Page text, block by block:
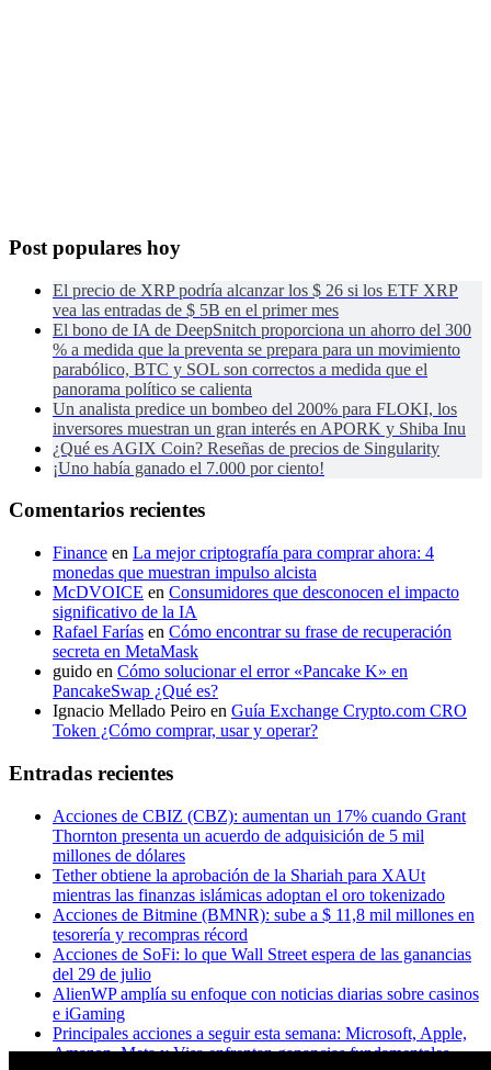
Post populares hoy
El precio de XRP podría alcanzar los $ 26 si los ETF XRP
vea las entradas de $ 5B en el primer mes
El bono de IA de DeepSnitch proporciona un ahorro del 300
% a medida que la preventa se prepara para un movimiento
parabólico, BTC y SOL son correctos a medida que el
panorama político se calienta
Un analista predice un bombeo del 200% para FLOKI, los
inversores muestran un gran interés en APORK y Shiba Inu
¿Qué es AGIX Coin? Reseñas de precios de Singularity
¡Uno había ganado el 7.000 por ciento!
Comentarios recientes
Finance en La mejor criptografía para comprar ahora: 4
monedas que muestran impulso alcista
McDVOICE en Consumidores que desconocen el impacto
significativo de la IA
Rafael Farías en Cómo encontrar su frase de recuperación
secreta en MetaMask
guido en Cómo solucionar el error «Pancake K» en
PancakeSwap ¿Qué es?
Ignacio Mellado Peiro en Guía Exchange Crypto.com CRO
Token ¿Cómo comprar, usar y operar?
Entradas recientes
Acciones de CBIZ (CBZ): aumentan un 17% cuando Grant
Thornton presenta un acuerdo de adquisición de 5 mil
millones de dólares
Tether obtiene la aprobación de la Shariah para XAUt
mientras las finanzas islámicas adoptan el oro tokenizado
Acciones de Bitmine (BMNR): sube a $ 11,8 mil millones en
tesorería y recompras récord
Acciones de SoFi: lo que Wall Street espera de las ganancias
del 29 de julio
AlienWP amplía su enfoque con noticias diarias sobre casinos
e iGaming
Principales acciones a seguir esta semana: Microsoft, Apple,
Amazon, Meta y Visa enfrentan ganancias fundamentales